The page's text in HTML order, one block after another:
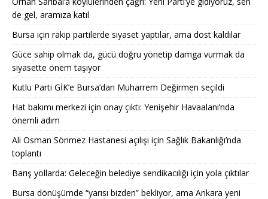
de gel, aramıza katıl
Bursa için rakip partilerde siyaset yaptılar, ama dost kaldılar
Güce sahip olmak da, gücü doğru yönetip damga vurmak da
siyasette önem taşıyor
Kutlu Parti GİK’e Bursa’dan Muharrem Değirmen seçildi
Hat bakımı merkezi için onay çıktı: Yenişehir Havaalanı’nda
önemli adım
Ali Osman Sönmez Hastanesi açılışı için Sağlık Bakanlığı’nda
toplantı
Barış yollarda: Geleceğin belediye sendikacılığı için yola çıktılar
Bursa dönüşümde “yarısı bizden” bekliyor, ama Ankara yeni